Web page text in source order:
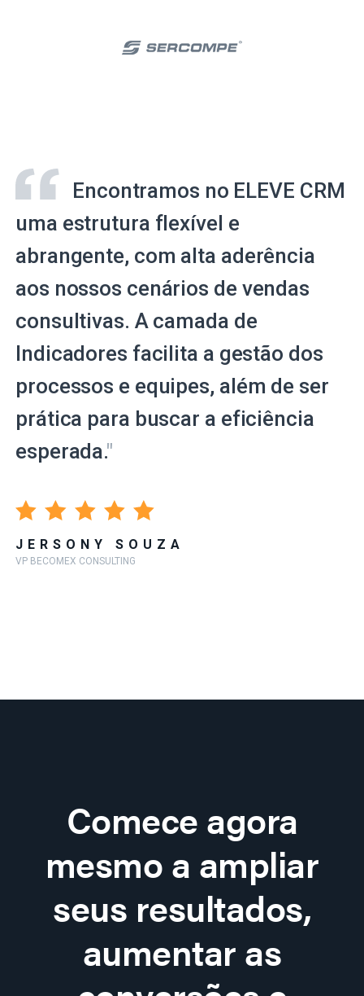
Encontramos no ELEVE CRM
uma estrutura flexível e
abrangente, com alta aderência
aos nossos cenários de vendas
consultivas. A camada de
Indicadores facilita a gestão dos
processos e equipes, além de ser
prática para buscar a eficiência
esperada."
JERSONY SOUZA
VP BECOMEX CONSULTING
Comece agora
mesmo a ampliar
seus resultados,
aumentar as